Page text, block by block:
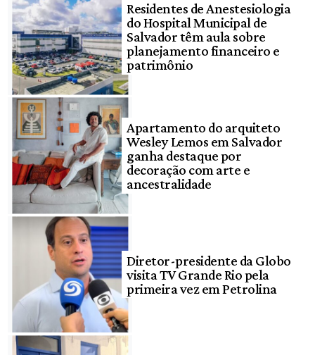
Residentes de Anestesiologia
do Hospital Municipal de
Salvador têm aula sobre
planejamento financeiro e
patrimônio
Apartamento do arquiteto
Wesley Lemos em Salvador
ganha destaque por
decoração com arte e
ancestralidade
Diretor-presidente da Globo
visita TV Grande Rio pela
primeira vez em Petrolina